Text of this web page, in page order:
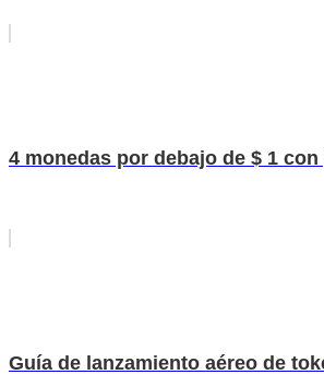
4 monedas por debajo de $ 1
Guía de lanzamiento aéreo de